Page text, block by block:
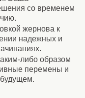
со временем
жернова к
надежных и
либо образом
перемены и